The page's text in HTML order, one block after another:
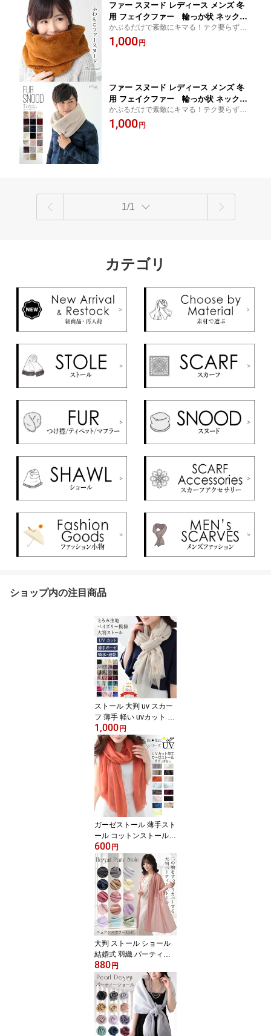
ファー スヌード レディース メンズ 冬
用 フェイクファー 輪っか状 ネックウ
ォーマー 厚手 一重 巻き ショート 無地
スムース ブラウン 茶色 防寒 小顔効果
かぶるだけで素敵にキマる！テク要らずの
簡単ファースヌード。防寒対策&小顔効果バ
ツグン
1,000 円
ファー スヌード レディース メンズ 冬
用 フェイクファー 輪っか状 ネックウ
ォーマー 厚手 一重 巻き ショート 無地
全20色 防寒 小顔効果 C3 プレゼント ギ
かぶるだけで素敵にキマる！テク要らずの
簡単ファースヌード。防寒対策&小顔効果バ
ツグン
1,000 円
1/1
カテゴリ
ショップ内の注目商品
ストール 大判 uv スカー
フ 薄手 軽い uvカット 無
地 春 夏 大判スカーフ レ
ディース 大判ストール
メンズ マフラー 日焼け
対策 首 ペイズリー とろ
み生地 シワ加工 ストー
ル 専門 lala ラッピング
不可 早割
1,000 円
ガーゼストール 薄手スト
ール コットンストール
綿ストール 春夏ストール
夏用ストール uvカット
春 夏 秋 薄手 ガーゼ コッ
トン 綿 無地 uv メンズ ス
トール 専門 lala ラッピ
ング不可
600 円
大判 ストール ショール
結婚式 羽織 パーティー
ショール レディース シ
ンプル パーティー メン
ズ ストール 春 夏 秋 お呼
ばれ 結婚式 披露宴 二次
会 ステージ 衣装 コーラ
ス 合唱 羽織物 ラッピン
グ不可 ceremony
880 円